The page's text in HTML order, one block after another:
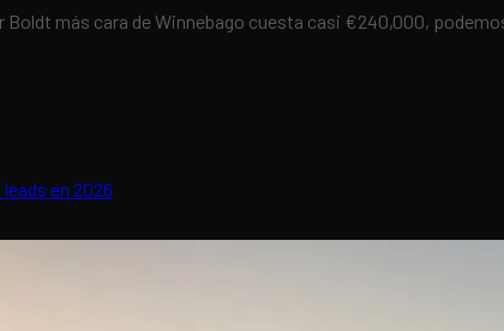
más cara de Winnebago cuesta casi €240,000,
en 2026